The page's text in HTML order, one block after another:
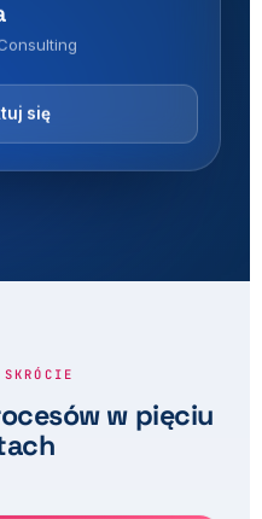
się
w pięciu